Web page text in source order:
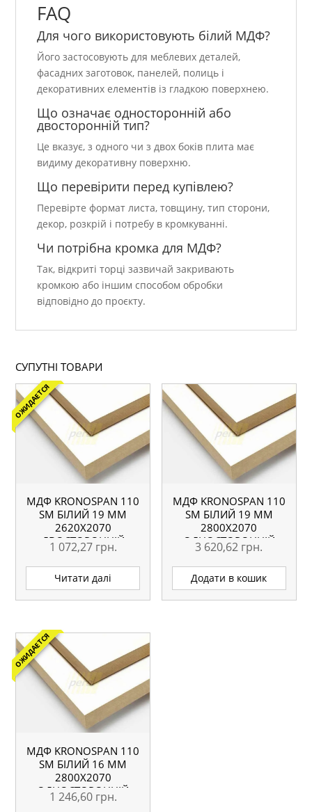
FAQ
Для чого використовують білий МДФ?
Його застосовують для меблевих деталей,
фасадних заготовок, панелей, полиць і
декоративних елементів із гладкою поверхнею.
Що означає односторонній або
двосторонній тип?
Це вказує, з одного чи з двох боків плита має
видиму декоративну поверхню.
Що перевірити перед купівлею?
Перевірте формат листа, товщину, тип сторони,
декор, розкрій і потребу в кромкуванні.
Чи потрібна кромка для МДФ?
Так, відкриті торці зазвичай закривають
кромкою або іншим способом обробки
відповідно до проєкту.
СУПУТНІ ТОВАРИ
ОЖИДАЕТСЯ
МДФ KRONOSPAN 110
SM БІЛИЙ 19 ММ
2620Х2070
ДВОСТОРОННІЙ
1 072,27 грн.
Читати далі
МДФ KRONOSPAN 110
SM БІЛИЙ 19 ММ
2800Х2070
ОДНОСТОРОННІЙ
3 620,62 грн.
Додати в кошик
ОЖИДАЕТСЯ
МДФ KRONOSPAN 110
SM БІЛИЙ 16 ММ
2800Х2070
ОДНОСТОРОННІЙ
1 246,60 грн.